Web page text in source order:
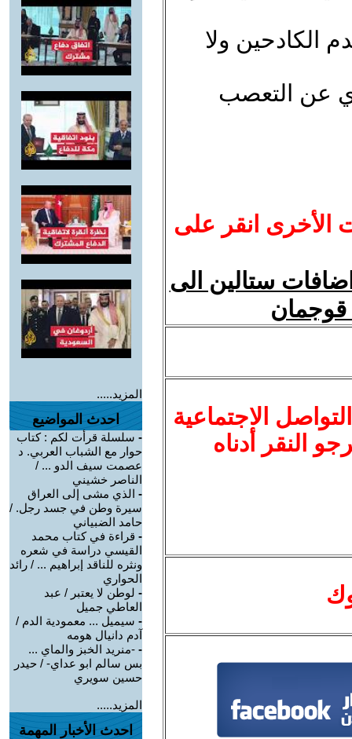
الكادحين ولا
عن التعصب
الأخرى انقر على
ستالين الى
الاجتماعية
النقر أدناه
المزيد.....
احدث المواضيع
- سلسلة قرأت لكم : كتاب
حوار مع الشباب العربي. د
عصمت سيف الدو ... /
الناصر خشيني
- الذي مشى إلى العراق
سيرة وطن في جسد رجل. /
حامد الضبياني
- قراءة في كتاب محمد
القيسي دراسة في شعره
ونثره للناقد إبراهيم ... / رائد
الحواري
- لوطن لا يعتبر / عبد
العاطي جميل
- سيميل ... معمودية الدم /
آدم دانيال هومه
- -منريد الخبز والماي ...
بس سالم ابو عداي- / حيدر
حسين سويري
المزيد.....
احدث الأخبار المهمة